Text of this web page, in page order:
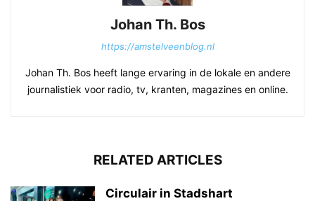
Johan Th. Bos
https://amstelveenblog.nl
Johan Th. Bos heeft lange ervaring in de lokale en andere
journalistiek voor radio, tv, kranten, magazines en online.
RELATED ARTICLES
Circulair in Stadshart